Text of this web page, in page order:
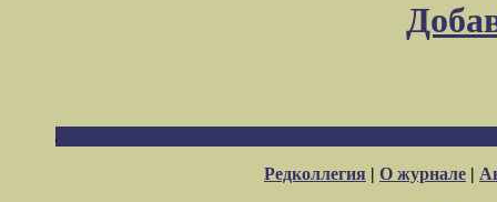
Редколлегия | О журнале |